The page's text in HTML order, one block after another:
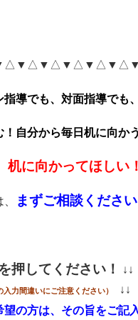
導でも、対面指導でも、
自分から毎日机に向か
机に向かってほしい
まずご相談ください
押してください！
↓↓
入力間違いにご注意ください）
↓↓
の方は、その旨をご記